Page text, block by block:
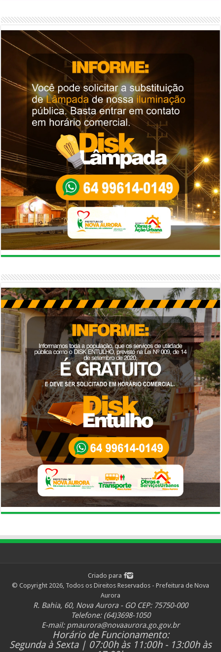
Criado para
© Copyright 2026, Todos os Direitos Reservados - Prefeitura de Nova
Aurora
R. Bahia, 60, Nova Aurora - GO CEP: 75750-000
Telefone: (64)3698-1050
E-mail: pmaurora@novaaurora.go.gov.br
Horário de Funcionamento:
Segunda à Sexta | 07:00h às 11:00h - 13:00h às